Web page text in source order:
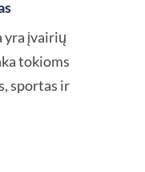
įvairių
tokioms
sportas ir